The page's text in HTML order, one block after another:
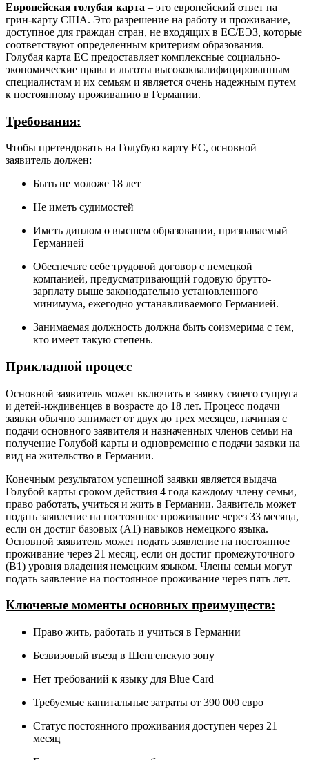
Европейская голубая карта – это европейский ответ на
грин-карту США. Это разрешение на работу и проживание,
доступное для граждан стран, не входящих в ЕС/ЕЭЗ, которые
соответствуют определенным критериям образования.
Голубая карта ЕС предоставляет комплексные социально-
экономические права и льготы высококвалифицированным
специалистам и их семьям и является очень надежным путем
к постоянному проживанию в Германии.
Требования:
Чтобы претендовать на Голубую карту ЕС, основной
заявитель должен:
Быть не моложе 18 лет
Не иметь судимостей
Иметь диплом о высшем образовании, признаваемый
Германией
Обеспечьте себе трудовой договор с немецкой
компанией, предусматривающий годовую брутто-
зарплату выше законодательно установленного
минимума, ежегодно устанавливаемого Германией.
Занимаемая должность должна быть соизмерима с тем,
кто имеет такую степень.
Прикладной процесс
Основной заявитель может включить в заявку своего супруга
и детей-иждивенцев в возрасте до 18 лет. Процесс подачи
заявки обычно занимает от двух до трех месяцев, начиная с
подачи основного заявителя и назначенных членов семьи на
получение Голубой карты и одновременно с подачи заявки на
вид на жительство в Германии.
Конечным результатом успешной заявки является выдача
Голубой карты сроком действия 4 года каждому члену семьи,
право работать, учиться и жить в Германии. Заявитель может
подать заявление на постоянное проживание через 33 месяца,
если он достиг базовых (A1) навыков немецкого языка.
Основной заявитель может подать заявление на постоянное
проживание через 21 месяц, если он достиг промежуточного
(B1) уровня владения немецким языком. Члены семьи могут
подать заявление на постоянное проживание через пять лет.
Ключевые моменты основных преимуществ:
Право жить, работать и учиться в Германии
Безвизовый въезд в Шенгенскую зону
Нет требований к языку для Blue Card
Требуемые капитальные затраты от 390 000 евро
Статус постоянного проживания доступен через 21
месяц